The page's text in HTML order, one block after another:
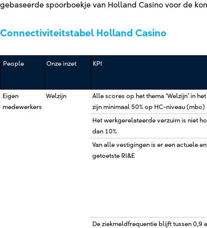
gebaseerde spoorboekje van Holland Casino voor de
Connectiviteitstabel Holland Casino
People Onze inzet KPI
Eigen
medewerkers
Welzijn
Alle scores op het thema ‘Welzijn’ in
zijn minimaal 50% op HC-niveau (mbo)
Het werkgerelateerde verzuim is niet
dan 10%
Van alle vestigingen is er een actuele en
getoetste RI&E
De ziekmeldfrequentie blijft tussen 0,9